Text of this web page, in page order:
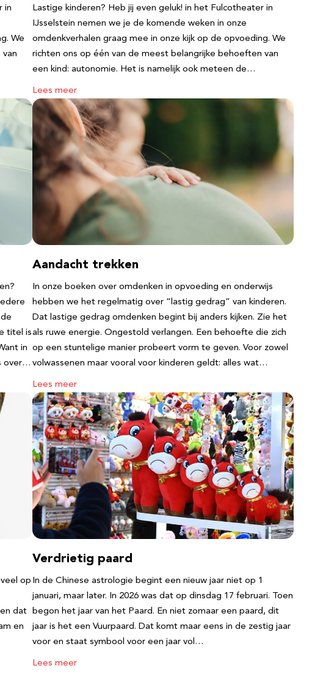
in
We
Lastige kinderen? Heb jij even geluk! in het Fulcotheater in
IJsselstein nemen we je de komende weken in onze
omdenkverhalen graag mee in onze kijk op de opvoeding. We
richten ons op één van de meest belangrijke behoeften van
een kind: autonomie. Het is namelijk ook meteen de…
Lees meer
titel is
in
over…
Aandacht trekken
In onze boeken over omdenken in opvoeding en onderwijs
hebben we het regelmatig over “lastig gedrag” van kinderen.
Dat lastige gedrag omdenken begint bij anders kijken. Zie het
als ruwe energie. Ongestold verlangen. Een behoefte die zich
op een stuntelige manier probeert vorm te geven. Voor zowel
volwassenen maar vooral voor kinderen geldt: alles wat…
Lees meer
op
dat
en
Verdrietig paard
In de Chinese astrologie begint een nieuw jaar niet op 1
januari, maar later. In 2026 was dat op dinsdag 17 februari. Toen
begon het jaar van het Paard. En niet zomaar een paard, dit
jaar is het een Vuurpaard. Dat komt maar eens in de zestig jaar
voor en staat symbool voor een jaar vol…
Lees meer